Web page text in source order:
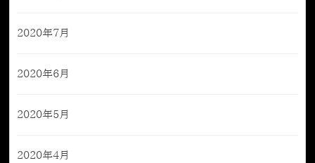
2020年7月
2020年6月
2020年5月
2020年4月